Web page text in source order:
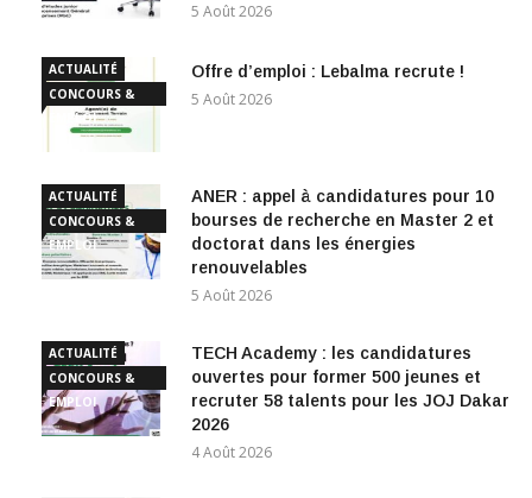
5 Août 2026
ACTUALITÉ
CONCOURS &
EMPLOI
Offre d’emploi : Lebalma recrute !
5 Août 2026
ACTUALITÉ
CONCOURS &
EMPLOI
ANER : appel à candidatures pour 10
bourses de recherche en Master 2 et
doctorat dans les énergies
renouvelables
5 Août 2026
ACTUALITÉ
CONCOURS &
EMPLOI
TECH Academy : les candidatures
ouvertes pour former 500 jeunes et
recruter 58 talents pour les JOJ Dakar
2026
4 Août 2026